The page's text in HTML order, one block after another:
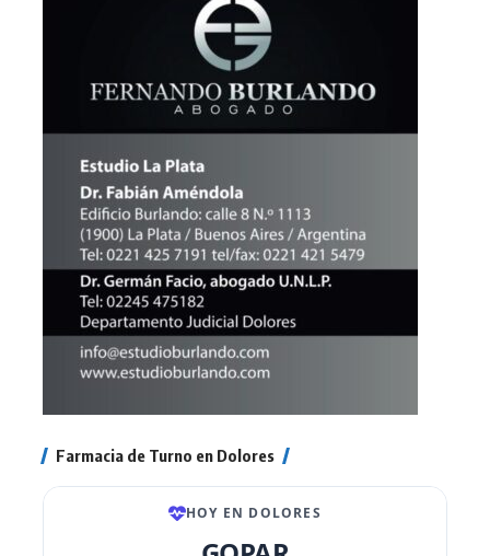
Farmacia de Turno en Dolores